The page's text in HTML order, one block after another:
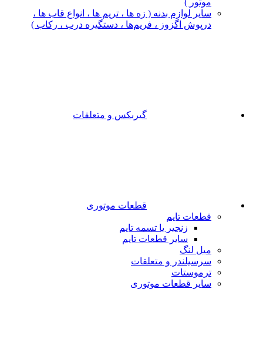
موتور )
سایر لوازم بدنه ( زه ها ، تریم ها ، انواع قاب ها ،
درپوش اگزوز ، فریم‌ها ، دستگیره درب ، رکاب )
گیربکس و متعلقات
قطعات موتوری
قطعات تایم
زنجیر یا تسمه تایم
سایر قطعات تایم
میل لنگ
سرسیلندر و متعلقات
ترموستات
سایر قطعات موتوری